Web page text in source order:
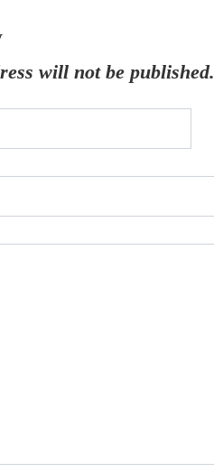
will not be published.